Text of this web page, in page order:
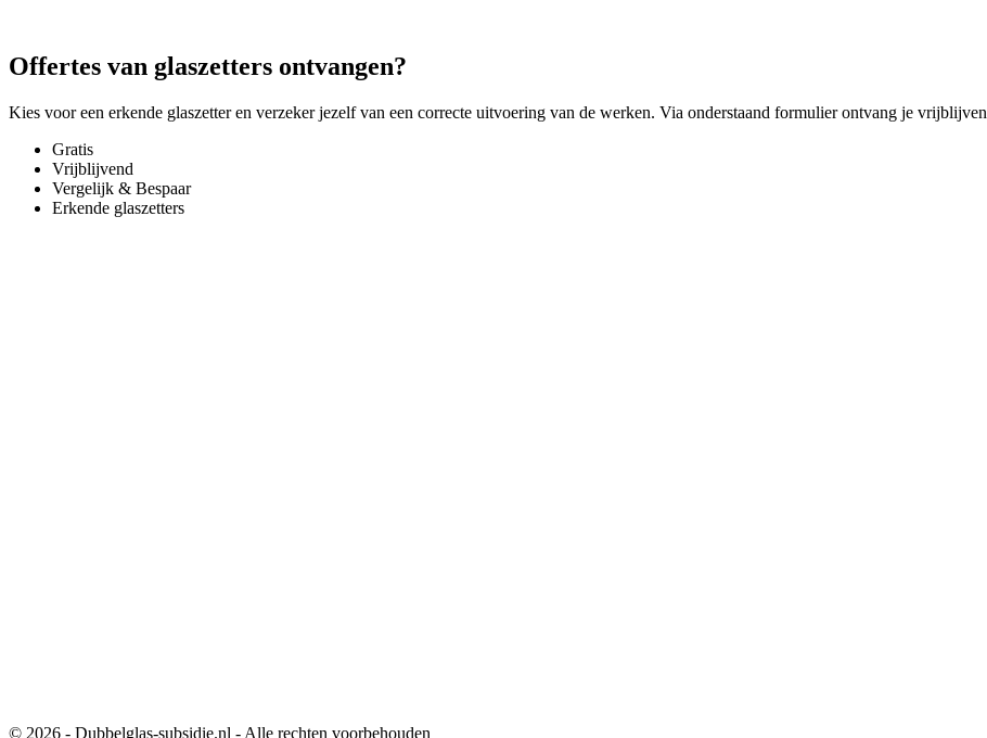
Offertes van glaszetters ontvangen?
Kies voor een erkende glaszetter en verzeker jezelf van een correcte uitvoering van de werken. Via onderstaand formulier ontvang je
Gratis
Vrijblijvend
Vergelijk & Bespaar
Erkende glaszetters
© 2026 - Dubbelglas-subsidie.nl - Alle rechten voorbehouden